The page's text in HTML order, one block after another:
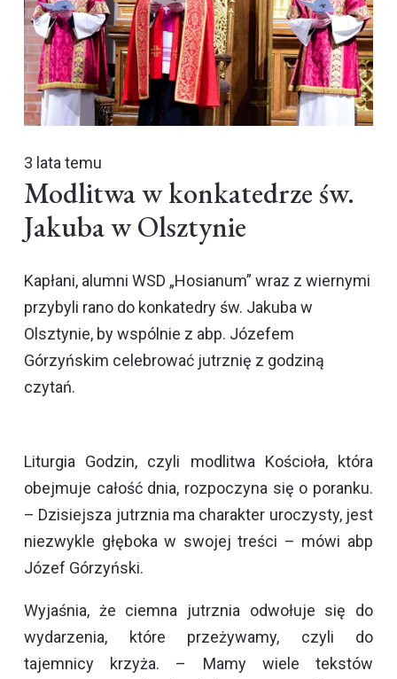
3 lata temu
Modlitwa w konkatedrze św.
Jakuba w Olsztynie
Kapłani, alumni WSD „Hosianum” wraz z wiernymi
przybyli rano do konkatedry św. Jakuba w
Olsztynie, by wspólnie z abp. Józefem
Górzyńskim celebrować jutrznię z godziną
czytań.
Liturgia Godzin, czyli modlitwa Kościoła, która
obejmuje całość dnia, rozpoczyna się o poranku.
– Dzisiejsza jutrznia ma charakter uroczysty, jest
niezwykle głęboka w swojej treści – mówi abp
Józef Górzyński.
Wyjaśnia, że ciemna jutrznia odwołuje się do
wydarzenia, które przeżywamy, czyli do
tajemnicy krzyża. – Mamy wiele tekstów